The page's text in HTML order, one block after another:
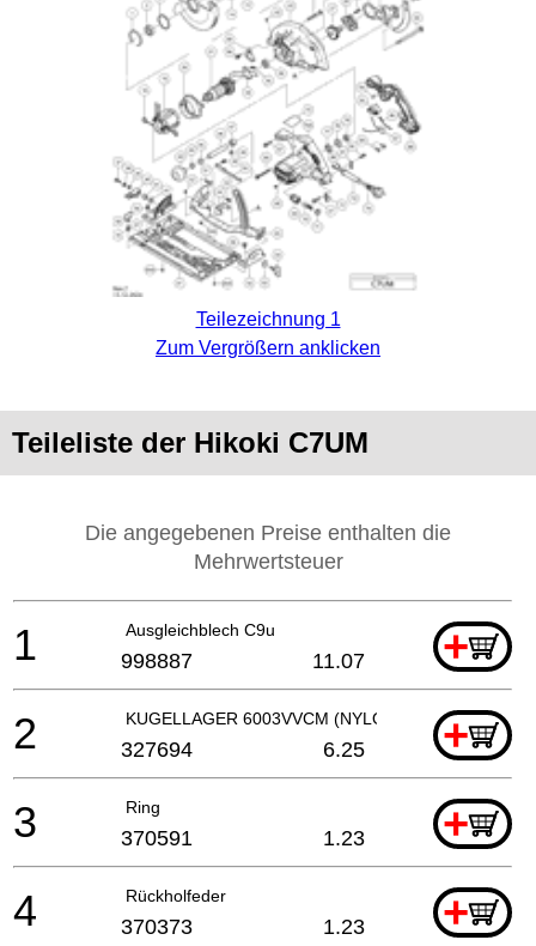
Teilezeichnung 1
Zum Vergrößern anklicken
Teileliste der Hikoki C7UM
Die angegebenen Preise enthalten die
Mehrwertsteuer
Ausgleichblech C9u +
1 998887 11.07
KUGELLAGER 6003VVCM (NYLONHALTERUNG)
+
2 327694 6.25
Ring +
3 370591 1.23
Rückholfeder +
4 370373 1.23